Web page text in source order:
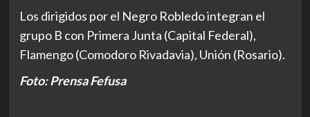
Los dirigidos por el Negro Robledo integran el
grupo B con Primera Junta (Capital Federal),
Flamengo (Comodoro Rivadavia), Unión (Rosario).
Foto: Prensa Fefusa